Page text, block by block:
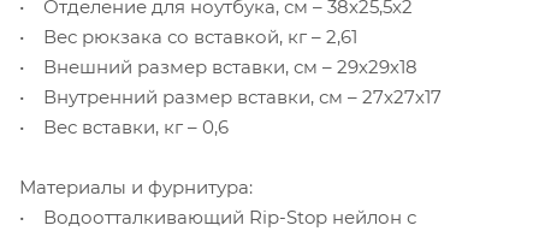
• Отделение для ноутбука, см – 38х25,5х2
• Вес рюкзака со вставкой, кг – 2,61
• Внешний размер вставки, см – 29х29х18
• Внутренний размер вставки, см – 27х27х17
• Вес вставки, кг – 0,6
Материалы и фурнитура:
• Водоотталкивающий Rip-Stop нейлон с